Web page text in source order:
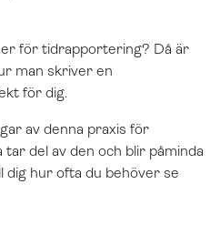
för tidrapportering? Då är
man skriver en
för dig.
av denna praxis för
del av den och blir påminda
dig hur ofta du behöver se